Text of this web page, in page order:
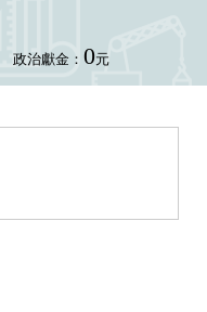
政治獻金： 0元